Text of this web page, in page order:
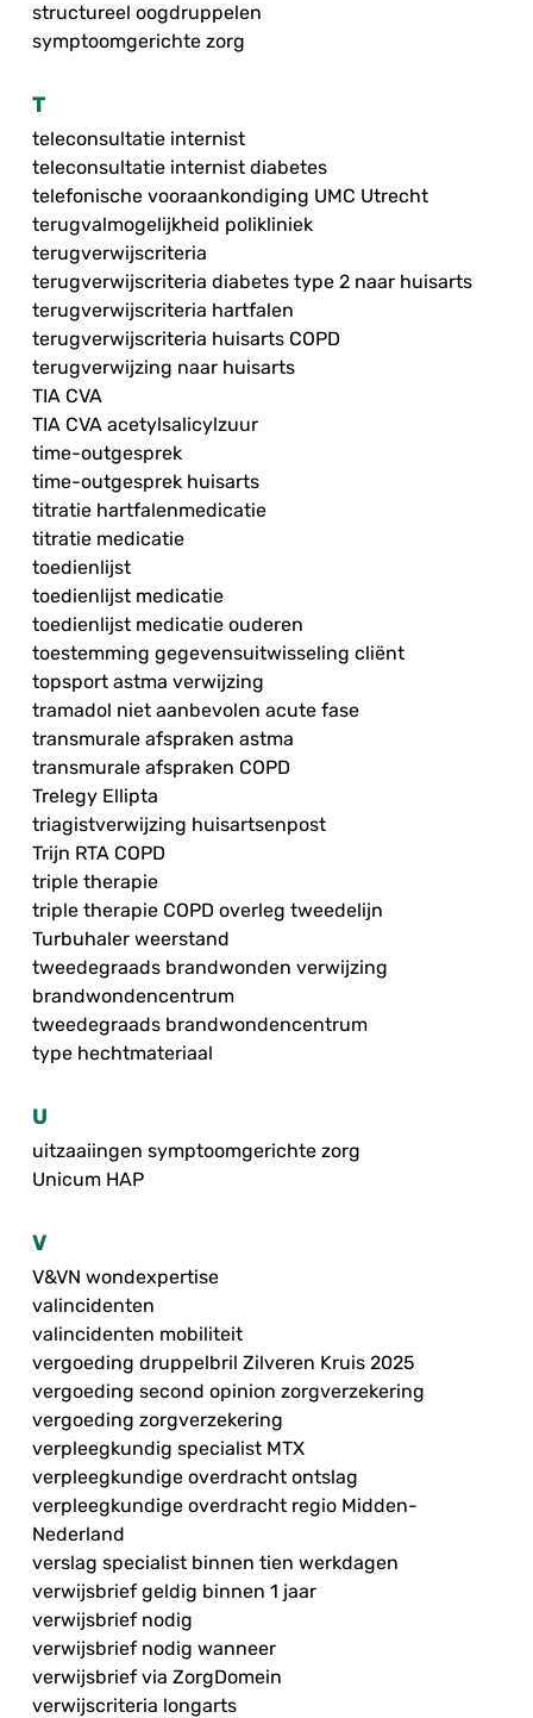
structureel oogdruppelen
symptoomgerichte zorg
T
teleconsultatie internist
teleconsultatie internist diabetes
telefonische vooraankondiging UMC Utrecht
terugvalmogelijkheid polikliniek
terugverwijscriteria
terugverwijscriteria diabetes type 2 naar huisarts
terugverwijscriteria hartfalen
terugverwijscriteria huisarts COPD
terugverwijzing naar huisarts
TIA CVA
TIA CVA acetylsalicylzuur
time-outgesprek
time-outgesprek huisarts
titratie hartfalenmedicatie
titratie medicatie
toedienlijst
toedienlijst medicatie
toedienlijst medicatie ouderen
toestemming gegevensuitwisseling cliënt
topsport astma verwijzing
tramadol niet aanbevolen acute fase
transmurale afspraken astma
transmurale afspraken COPD
Trelegy Ellipta
triagistverwijzing huisartsenpost
Trijn RTA COPD
triple therapie
triple therapie COPD overleg tweedelijn
Turbuhaler weerstand
tweedegraads brandwonden verwijzing
brandwondencentrum
tweedegraads brandwondencentrum
type hechtmateriaal
U
uitzaaiingen symptoomgerichte zorg
Unicum HAP
V
V&VN wondexpertise
valincidenten
valincidenten mobiliteit
vergoeding druppelbril Zilveren Kruis 2025
vergoeding second opinion zorgverzekering
vergoeding zorgverzekering
verpleegkundig specialist MTX
verpleegkundige overdracht ontslag
verpleegkundige overdracht regio Midden-
Nederland
verslag specialist binnen tien werkdagen
verwijsbrief geldig binnen 1 jaar
verwijsbrief nodig
verwijsbrief nodig wanneer
verwijsbrief via ZorgDomein
verwijscriteria longarts